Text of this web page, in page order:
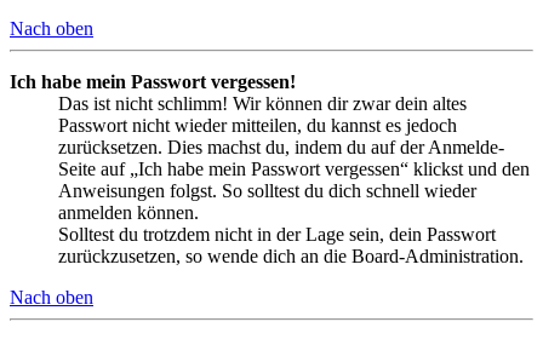
Nach oben
Ich habe mein Passwort vergessen!
Das ist nicht schlimm! Wir können dir zwar dein altes
Passwort nicht wieder mitteilen, du kannst es jedoch
zurücksetzen. Dies machst du, indem du auf der Anmelde-
Seite auf „Ich habe mein Passwort vergessen“ klickst und den
Anweisungen folgst. So solltest du dich schnell wieder
anmelden können.
Solltest du trotzdem nicht in der Lage sein, dein Passwort
zurückzusetzen, so wende dich an die Board-Administration.
Nach oben